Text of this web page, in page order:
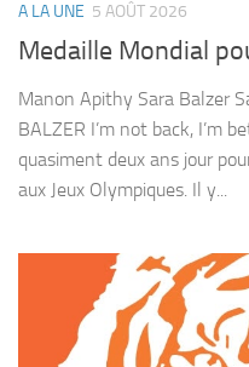
A LA UNE 5 AOÛT 2026
Medaille Mondial
Manon Apithy Sara Balzer
BALZER I’m not back, I’m
quasiment deux ans jour
aux Jeux Olympiques. Il y...